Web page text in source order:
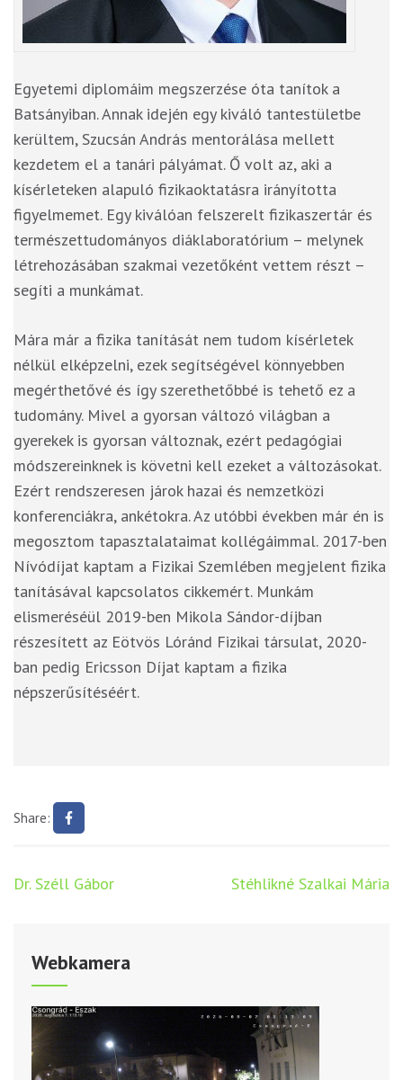
Egyetemi diplomáim megszerzése óta tanítok a
Batsányiban. Annak idején egy kiváló tantestületbe
kerültem, Szucsán András mentorálása mellett
kezdetem el a tanári pályámat. Ő volt az, aki a
kísérleteken alapuló fizikaoktatásra irányította
figyelmemet. Egy kiválóan felszerelt fizikaszertár és
természettudományos diáklaboratórium – melynek
létrehozásában szakmai vezetőként vettem részt –
segíti a munkámat.
Mára már a fizika tanítását nem tudom kísérletek
nélkül elképzelni, ezek segítségével könnyebben
megérthetővé és így szerethetőbbé is tehető ez a
tudomány. Mivel a gyorsan változó világban a
gyerekek is gyorsan változnak, ezért pedagógiai
módszereinknek is követni kell ezeket a változásokat.
Ezért rendszeresen járok hazai és nemzetközi
konferenciákra, ankétokra. Az utóbbi években már én is
megosztom tapasztalataimat kollégáimmal. 2017-ben
Nívódíjat kaptam a Fizikai Szemlében megjelent fizika
tanításával kapcsolatos cikkemért. Munkám
elismeréséül 2019-ben Mikola Sándor-díjban
részesített az Eötvös Lóránd Fizikai társulat, 2020-
ban pedig Ericsson Díjat kaptam a fizika
népszerűsítéséért.
Share:
Bejegyzés
Dr. Széll Gábor Stéhlikné Szalkai Mária
Webkamera